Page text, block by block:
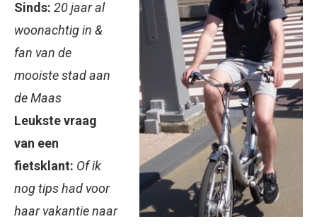
Sinds: 20 jaar al
woonachtig in &
fan van de
mooiste stad aan
de Maas
Leukste vraag
van een
fietsklant: Of ik
nog tips had voor
haar vakantie naar